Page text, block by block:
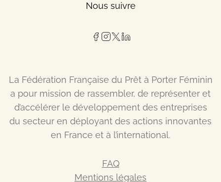
Nous suivre
La Fédération Française du Prêt à Porter Féminin
a pour mission de rassembler, de représenter et
d’accélérer le développement des entreprises
du secteur en déployant des actions innovantes
en France et à l’international.
FAQ
Mentions légales